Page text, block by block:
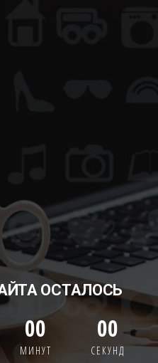
ОСТАЛОСЬ
00
МИНУТ
00
СЕКУНД